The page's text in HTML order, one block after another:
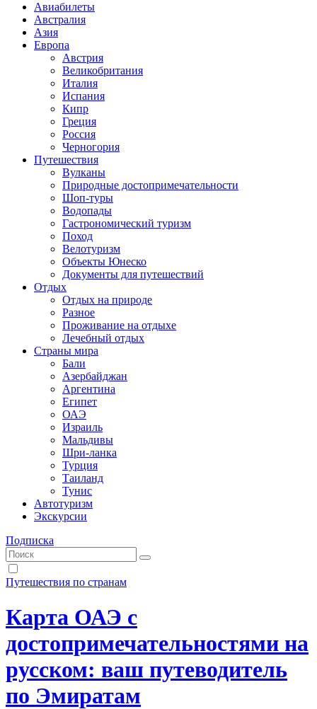
Авиабилеты
Австралия
Азия
Европа
Австрия
Великобритания
Италия
Испания
Кипр
Греция
Россия
Черногория
Путешествия
Вулканы
Природные достопримечательности
Шоп-туры
Водопады
Гастрономический туризм
Поход
Велотуризм
Объекты Юнеско
Документы для путешествий
Отдых
Отдых на природе
Разное
Проживание на отдыхе
Лечебный отдых
Страны мира
Бали
Азербайджан
Аргентина
Египет
ОАЭ
Израиль
Мальдивы
Шри-ланка
Турция
Таиланд
Тунис
Автотуризм
Экскурсии
Подписка
Путешествия по странам
Карта ОАЭ с
достопримечательностями на
русском: ваш путеводитель
по Эмиратам